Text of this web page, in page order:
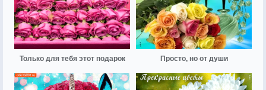
Только для тебя этот подарок Просто, но от души